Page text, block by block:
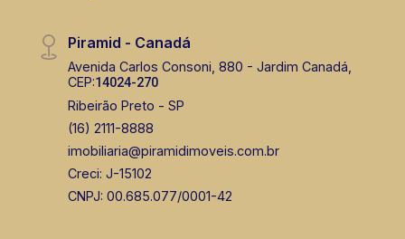
Piramid - Canadá
Avenida Carlos Consoni, 880 - Jardim Canadá,
CEP:14024-270
Ribeirão Preto - SP
(16) 2111-8888
imobiliaria@piramidimoveis.com.br
Creci: J-15102
CNPJ: 00.685.077/0001-42